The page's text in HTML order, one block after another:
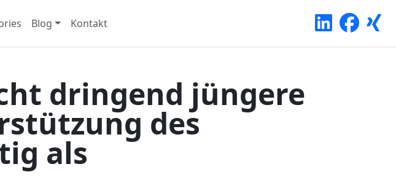
Blog Kontakt
dringend jüngere
des
als